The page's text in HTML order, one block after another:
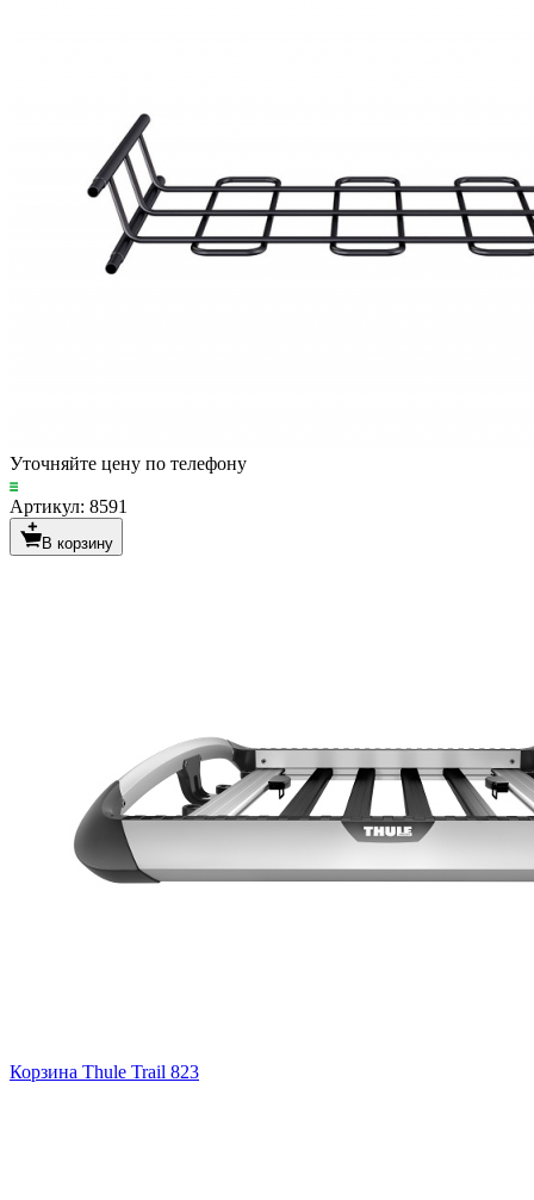
Уточняйте цену по телефону
Артикул: 8591
В корзину
Корзина Thule Trail 823